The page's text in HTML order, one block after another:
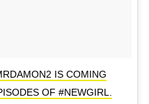
IS COMING
OF #NEWGIRL.